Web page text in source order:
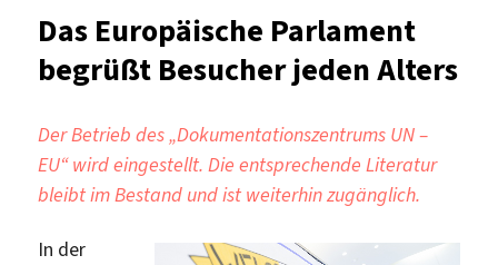
Europäische
Parlament
Das Europäische Parlament
begrüßt Besucher jeden Alters
Der Betrieb des „Dokumentationszentrums UN –
EU“ wird eingestellt. Die entsprechende Literatur
bleibt im Bestand und ist weiterhin zugänglich.
In der